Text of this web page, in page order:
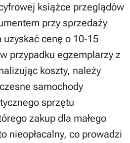
książce przeglądów
przy sprzedaży
cenę o 10-15
przypadku egzemplarzy z
koszty, należy
samochody
sprzętu
zakup dla małego
nieopłacalny, co prowadzi